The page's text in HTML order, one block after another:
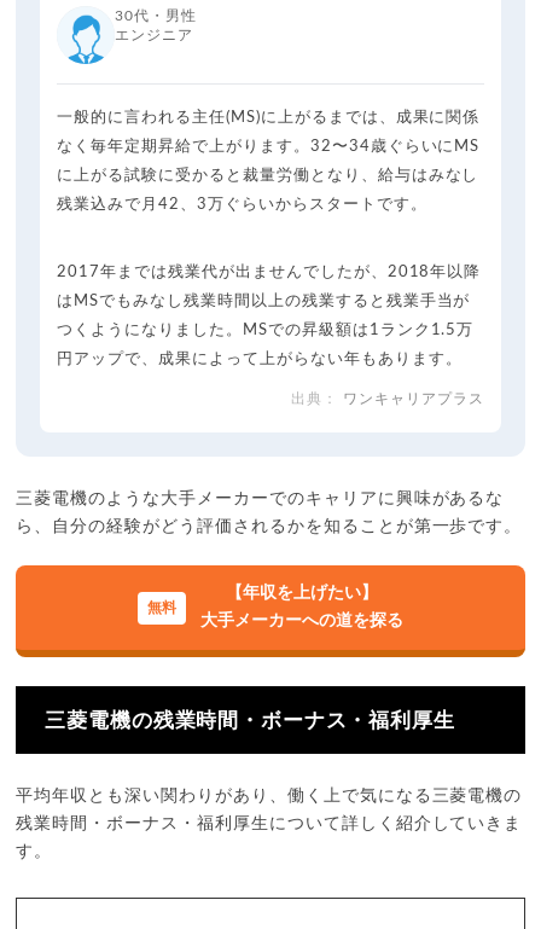
30代・男性
エンジニア
一般的に言われる主任(MS)に上がるまでは、成果に関係
なく毎年定期昇給で上がります。32〜34歳ぐらいにMS
に上がる試験に受かると裁量労働となり、給与はみなし
残業込みで月42、3万ぐらいからスタートです。
2017年までは残業代が出ませんでしたが、2018年以降
はMSでもみなし残業時間以上の残業すると残業手当が
つくようになりました。MSでの昇級額は1ランク1.5万
円アップで、成果によって上がらない年もあります。
ワンキャリアプラス
三菱電機のような大手メーカーでのキャリアに興味があるな
ら、自分の経験がどう評価されるかを知ることが第一歩です。
【年収を上げたい】
大手メーカーへの道を探る
三菱電機の残業時間・ボーナス・福利厚生
平均年収とも深い関わりがあり、働く上で気になる三菱電機の
残業時間・ボーナス・福利厚生について詳しく紹介していきま
す。